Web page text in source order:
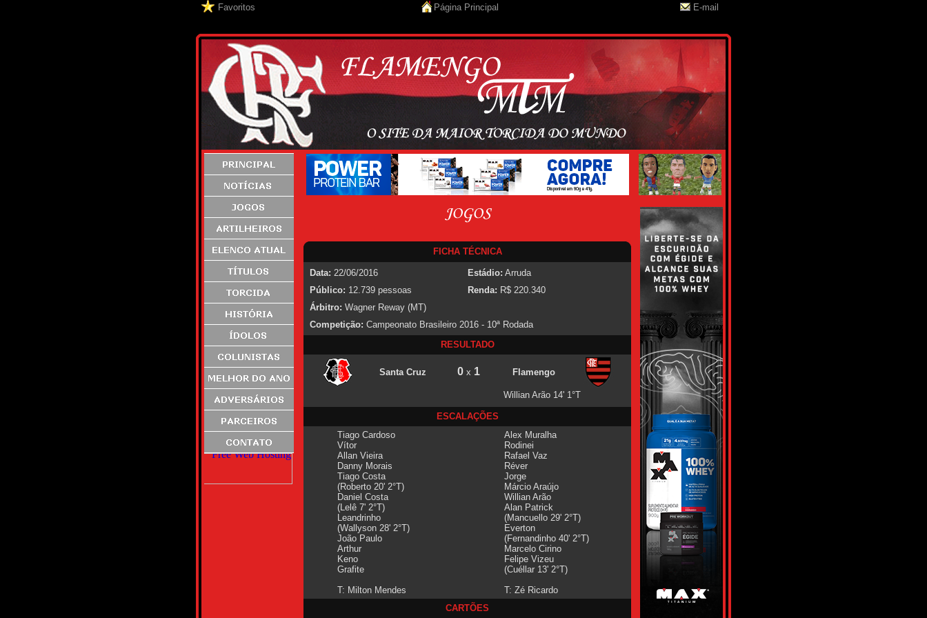
Favoritos Página Principal E-mail
FICHA TÉCNICA
Data: 22/06/2016 Estádio: Arruda
Público: 12.739 pessoas Renda: R$ 220.340
Árbitro: Wagner Reway (MT)
Competição: Campeonato Brasileiro 2016 - 10ª Rodada
RESULTADO
Santa Cruz 0 x 1 Flamengo
Willian Arão 14' 1°T
ESCALAÇÕES
Tiago Cardoso
Vítor
Allan Vieira
Danny Morais
Tiago Costa
(Roberto 20' 2°T)
Daniel Costa
(Lelê 7' 2°T)
Leandrinho
(Wallyson 28' 2°T)
João Paulo
Arthur
Keno
Grafite
T: Milton Mendes
Alex Muralha
Rodinei
Rafael Vaz
Réver
Jorge
Márcio Araújo
Willian Arão
Alan Patrick
(Mancuello 29' 2°T)
Everton
(Fernandinho 40' 2°T)
Marcelo Cirino
Felipe Vizeu
(Cuéllar 13' 2°T)
T: Zé Ricardo
CARTÕES